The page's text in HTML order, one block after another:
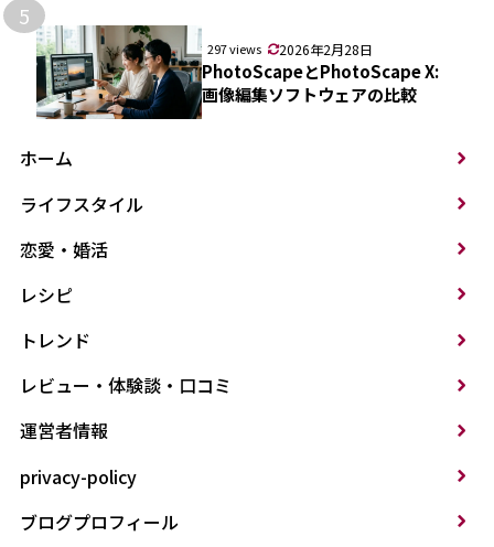
5
297 views 2026年2月28日
PhotoScapeとPhotoScape X:
画像編集ソフトウェアの比較
ホーム
ライフスタイル
恋愛・婚活
レシピ
トレンド
レビュー・体験談・口コミ
運営者情報
privacy-policy
ブログプロフィール